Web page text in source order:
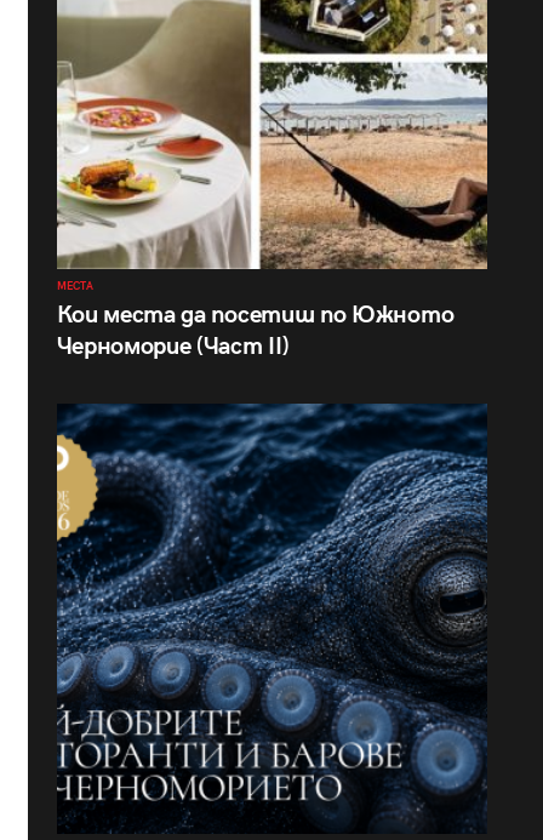
МЕСТА
Кои места да посетиш по Южното
Черноморие (Част II)